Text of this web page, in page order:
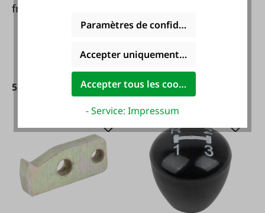
frein/pédale
d'accélérateur/frein
5,50 €* 85,00 €*
Paramètres de confidentialité
Accepter uniquement les cookies
Accepter tous les cookies
- Service: Impressum